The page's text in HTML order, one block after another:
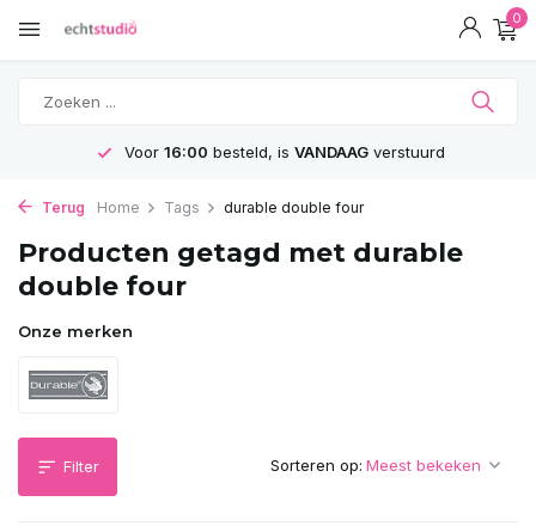
0
Voor 16:00 besteld, is VANDAAGverstuurd
Terug Home Tags durable double four
Producten getagd met durable
double four
Onze merken
Filter Sorteren op: